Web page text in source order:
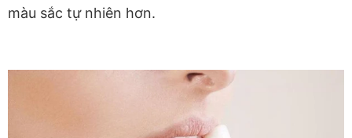
màu sắc tự nhiên hơn.